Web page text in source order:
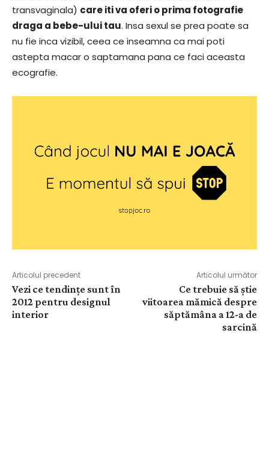
transvaginala) care iti va oferi o prima fotografie
draga a bebe-ului tau. Insa sexul se prea poate sa
nu fie inca vizibil, ceea ce inseamna ca mai poti
astepta macar o saptamana pana ce faci aceasta
ecografie.
Articolul precedent
Vezi ce tendințe sunt în
2012 pentru designul
interior
Articolul următor
Ce trebuie să știe
viitoarea mămică despre
săptămâna a 12-a de
sarcină